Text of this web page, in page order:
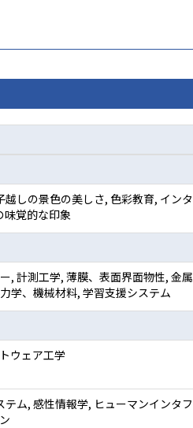
しの景色の美しさ, 色彩教育, インタ
味覚的な印象
, 計測工学, 薄膜、表面界面物性, 金属
学、機械材料, 学習支援システム
ウェア工学
ム, 感性情報学, ヒューマンインタフ